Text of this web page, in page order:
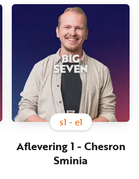
s1 - e1
Aflevering 1 - Chesron
Sminia